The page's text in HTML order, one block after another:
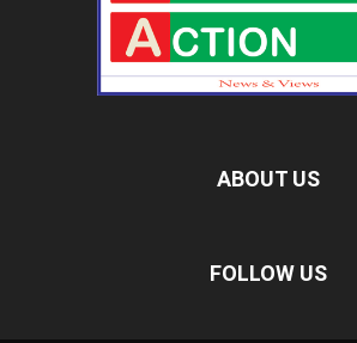
ABOUT US
FOLLOW US